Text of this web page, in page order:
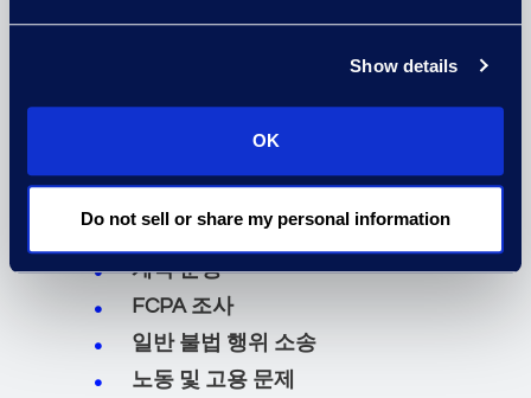
Show details
OK
Do not sell or share my personal information
파악하는 데 전념했습니다. 당사는 공
수 있도록 도왔습니다.
파
집단 소송
계약 분쟁
FCPA 조사
일반 불법 행위 소송
노동 및 고용 문제